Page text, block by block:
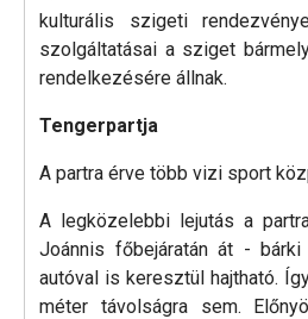
kulturális szigeti
szolgáltatásai a sziget
rendelkezésére állnak.
Tengerpartja
A partra érve több vizi sport
A legközelebbi lejutás a
Joánnis főbejáratán át -
autóval is keresztül hajtható.
méter távolságra sem.